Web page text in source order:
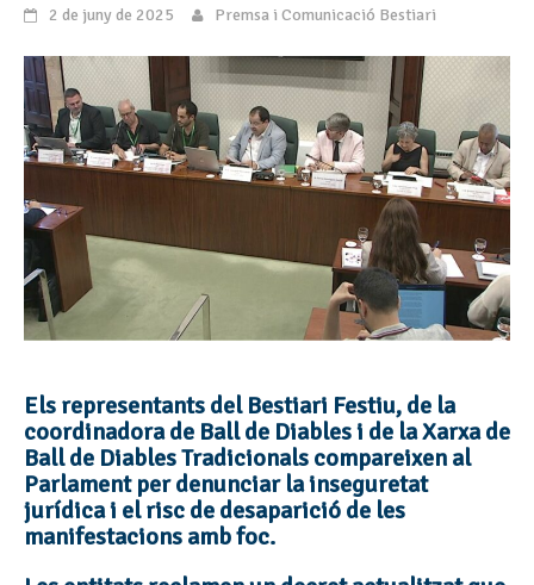
2 de juny de 2025 Premsa i Comunicació Bestiari
Els representants del Bestiari Festiu, de la
coordinadora de Ball de Diables i de la Xarxa de
Ball de Diables Tradicionals compareixen al
Parlament per denunciar la inseguretat
jurídica i el risc de desaparició de les
manifestacions amb foc.